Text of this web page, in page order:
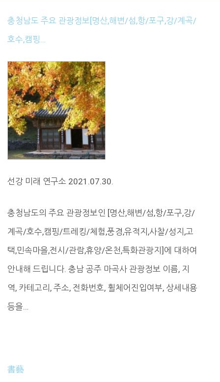
충청남도 주요 관광정보[명산,해변/섬,항/포구,강/계곡/
호수,캠핑…
선강 미래 연구소 2021.07.30.
충청남도의 주요 관광정보인 [명산,해변/섬,항/포구,강/
계곡/호수,캠핑/트레킹/체험,풍경,유적지,사찰/성지,고
택,민속마을,전시/관람,휴양/온천,특화관광지]에 대하여
안내해 드립니다. 충남 공주 마곡사 관광정보 이름, 지
역, 카테고리, 주소, 전화번호, 휠체어진입여부, 상세내용
등을…
書藝